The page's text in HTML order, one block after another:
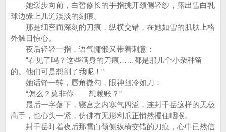
她缓步向前，白皙修长的手指挑开颈侧轻纱，露出雪白乳
球边缘上几道淡淡的刻痕。
那是细密而深刻的刀痕，纵横交错，在她如雪的肌肤上格
外触目惊心。
夜后轻轻一指，语气慵懒又带着刺意：
“看见了吗？这些满身的刀痕……都是那几个小杂种留
的。他们可是想剖了我呢！”
她话锋一转，唇角微勾，眼神幽冷如刀：
“怎么？莫非你——想赖账？”
最后一字落下，寝宫之内寒气四溢，连封千岳这样的天极
高手，也心头一紧，仿佛有无形利爪正悄然攫住咽喉。
封千岳盯着夜后那雪白颈侧纵横交错的刀痕，心中已然信